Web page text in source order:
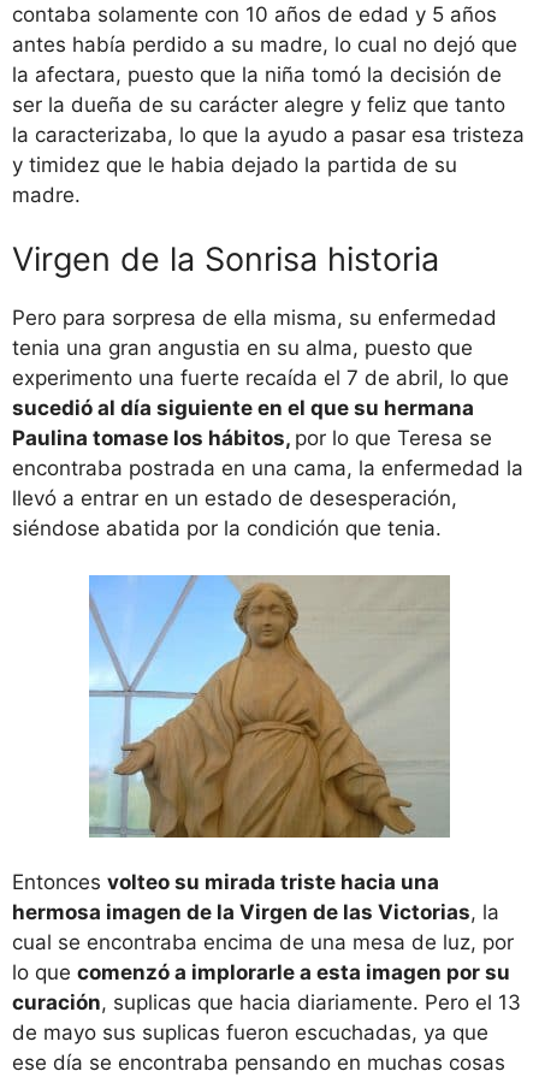
contaba solamente con 10 años de edad y 5 años
antes había perdido a su madre, lo cual no dejó que
la afectara, puesto que la niña tomó la decisión de
ser la dueña de su carácter alegre y feliz que tanto
la caracterizaba, lo que la ayudo a pasar esa tristeza
y timidez que le habia dejado la partida de su
madre.
Virgen de la Sonrisa historia
Pero para sorpresa de ella misma, su enfermedad
tenia una gran angustia en su alma, puesto que
experimento una fuerte recaída el 7 de abril, lo que
sucedió al día siguiente en el que su hermana
Paulina tomase los hábitos, por lo que Teresa se
encontraba postrada en una cama, la enfermedad la
llevó a entrar en un estado de desesperación,
siéndose abatida por la condición que tenia.
Entonces volteo su mirada triste hacia una
hermosa imagen de la Virgen de las Victorias, la
cual se encontraba encima de una mesa de luz, por
lo que comenzó a implorarle a esta imagen por su
curación, suplicas que hacia diariamente. Pero el 13
de mayo sus suplicas fueron escuchadas, ya que
ese día se encontraba pensando en muchas cosas